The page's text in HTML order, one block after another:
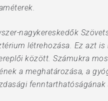
nagykereskedők
létrehozása. Ez azt
között. Számukra
a meghatározása, a